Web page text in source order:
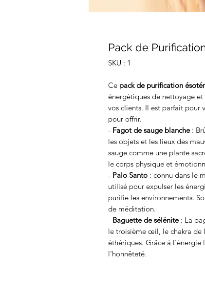
Pack de
SKU : 1
Ce pack de purification
énergétiques de nettoyage
vos clients. Il est parfait pour
pour offrir.
- Fagot de sauge blanche:
les objets et les lieux des
sauge comme une plante
le corps physique et
- Palo Santo : connu dans le
utilisé pour expulser les
purifie les environnements.
de méditation.
- Baguette de sélénite: La
le troisième œil, le chakra de
éthériques. Grâce à l'énergie
l'honnêteté.